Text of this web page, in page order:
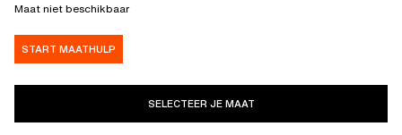
Maat niet beschikbaar
START MAATHULP
SELECTEER JE MAAT